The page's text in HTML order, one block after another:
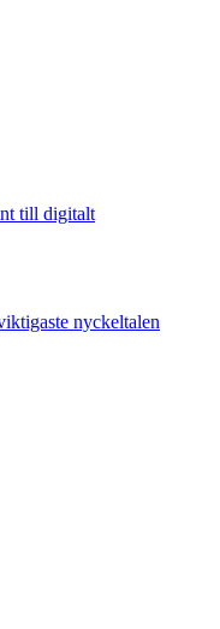
till digitalt
nyckeltalen